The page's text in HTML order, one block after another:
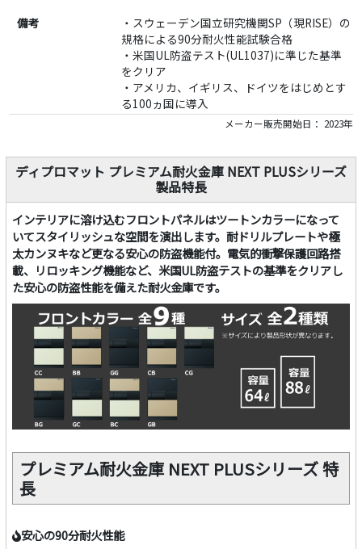
備考
・スウェーデン国立研究機関SP（現RISE）の
規格による90分耐火性能試験合格
・米国UL防盗テスト(UL1037)に準じた基準
をクリア
・アメリカ、イギリス、ドイツをはじめとす
る100ヵ国に導入
メーカー販売開始日： 2023年
ディプロマット プレミアム耐火金庫 NEXT PLUSシリーズ
製品特長
インテリアに溶け込むフロントパネルはツートンカラーになって
いてスタイリッシュな空間を演出します。耐ドリルプレートや極
太カンヌキなど更なる安心の防盗機能付。電気的衝撃保護回路搭
載、リロッキング機能など、米国UL防盗テストの基準をクリアし
た安心の防盗性能を備えた耐火金庫です。
プレミアム耐火金庫 NEXT PLUSシリーズ 特
長
安心の90分耐火性能